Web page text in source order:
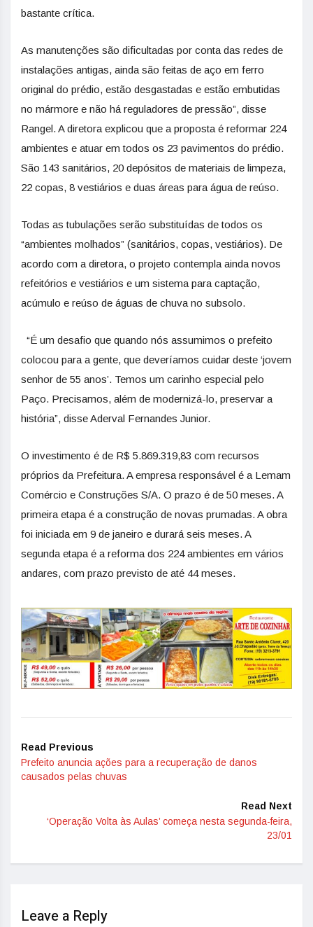
bastante crítica.
As manutenções são dificultadas por conta das redes de
instalações antigas, ainda são feitas de aço em ferro
original do prédio, estão desgastadas e estão embutidas
no mármore e não há reguladores de pressão”, disse
Rangel. A diretora explicou que a proposta é reformar 224
ambientes e atuar em todos os 23 pavimentos do prédio.
São 143 sanitários, 20 depósitos de materiais de limpeza,
22 copas, 8 vestiários e duas áreas para água de reúso.
Todas as tubulações serão substituídas de todos os
“ambientes molhados” (sanitários, copas, vestiários). De
acordo com a diretora, o projeto contempla ainda novos
refeitórios e vestiários e um sistema para captação,
acúmulo e reúso de águas de chuva no subsolo.
“É um desafio que quando nós assumimos o prefeito
colocou para a gente, que deveríamos cuidar deste ‘jovem
senhor de 55 anos’. Temos um carinho especial pelo
Paço. Precisamos, além de modernizá-lo, preservar a
história”, disse Aderval Fernandes Junior.
O investimento é de R$ 5.869.319,83 com recursos
próprios da Prefeitura. A empresa responsável é a Lemam
Comércio e Construções S/A. O prazo é de 50 meses. A
primeira etapa é a construção de novas prumadas. A obra
foi iniciada em 9 de janeiro e durará seis meses. A
segunda etapa é a reforma dos 224 ambientes em vários
andares, com prazo previsto de até 44 meses.
Read Previous
Prefeito anuncia ações para a recuperação de danos
causados pelas chuvas
Read Next
‘Operação Volta às Aulas’ começa nesta segunda-feira,
23/01
Leave a Reply